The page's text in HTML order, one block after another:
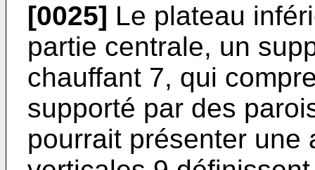
[0025] Le plateau
partie centrale, un
chauffant 7, qui
supporté par des
pourrait présenter une